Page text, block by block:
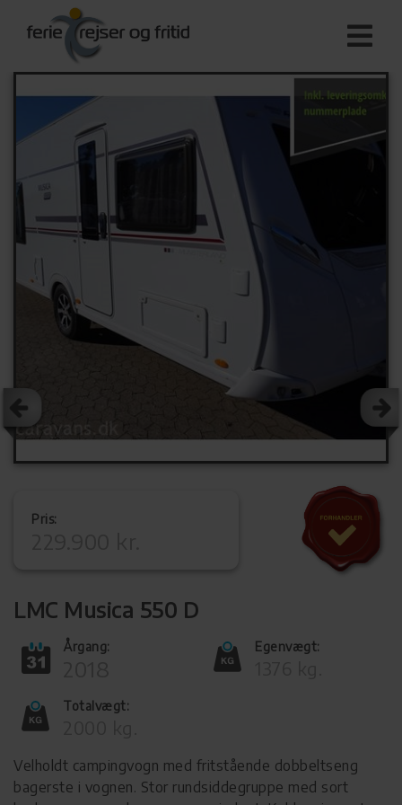
Pris:
LMC Musica 550 D
Årgang: Egenvægt:
Totalvægt:
Velholdt campingvogn med fritstående dobbeltseng
bagerste i vognen. Stor rundsiddegruppe med sort